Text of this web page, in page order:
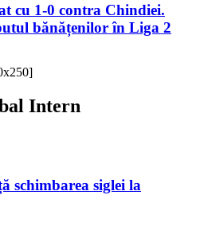
cu 1-0 contra Chindiei.
bănățenilor în Liga 2
Intern
schimbarea siglei la